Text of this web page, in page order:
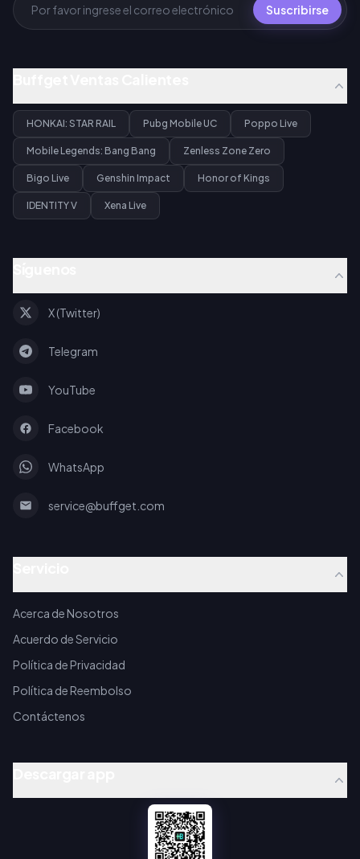
Suscribirse
HONKAI: STAR RAIL Pubg Mobile UC Poppo Live
Mobile Legends: Bang Bang Zenless Zone Zero
Bigo Live Genshin Impact Honor of Kings
IDENTITY V Xena Live
X (Twitter)
Telegram
YouTube
Facebook
WhatsApp
service@buffget.com
Acerca de Nosotros
Acuerdo de Servicio
Política de Privacidad
Política de Reembolso
Contáctenos